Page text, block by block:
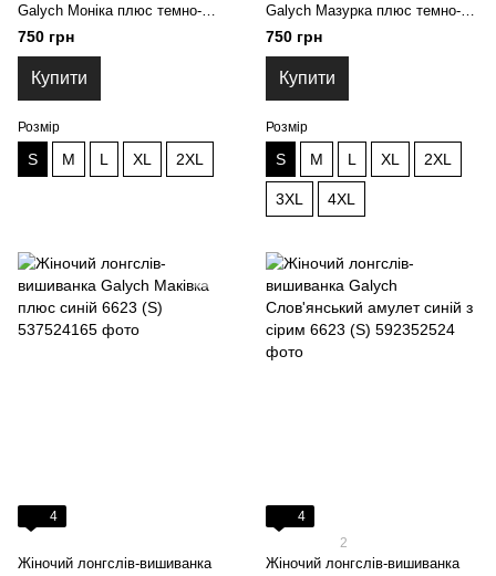
Galych Моніка плюс темно-
синій 6616 (S)
750 грн
Купити
Розмір
S M L XL 2XL
Galych Мазурка плюс темно-
синій 6618 (S)
750 грн
Купити
Розмір
S M L XL 2XL
3XL 4XL
4
Жіночий лонгслів-вишиванка
4
2
Жіночий лонгслів-вишиванка